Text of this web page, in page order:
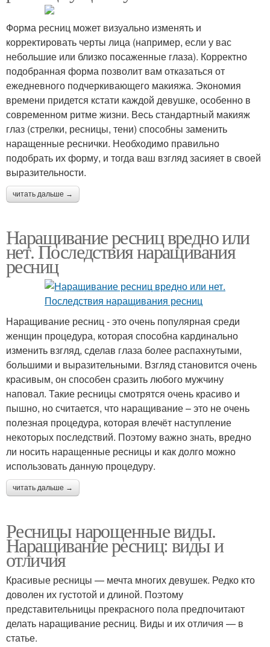
Форма ресниц может визуально изменять и
корректировать черты лица (например, если у вас
небольшие или близко посаженные глаза). Корректно
подобранная форма позволит вам отказаться от
ежедневного подчеркивающего макияжа. Экономия
времени придется кстати каждой девушке, особенно в
современном ритме жизни. Весь стандартный макияж
глаз (стрелки, ресницы, тени) способны заменить
наращенные реснички. Необходимо правильно
подобрать их форму, и тогда ваш взгляд засияет в своей
выразительности.
читать дальше →
Наращивание ресниц вредно или
нет. Последствия наращивания
ресниц
Наращивание ресниц - это очень популярная среди
женщин процедура, которая способна кардинально
изменить взгляд, сделав глаза более распахнутыми,
большими и выразительными. Взгляд становится очень
красивым, он способен сразить любого мужчину
наповал. Такие ресницы смотрятся очень красиво и
пышно, но считается, что наращивание – это не очень
полезная процедура, которая влечёт наступление
некоторых последствий. Поэтому важно знать, вредно
ли носить наращенные ресницы и как долго можно
использовать данную процедуру.
читать дальше →
Ресницы нарощенные виды.
Наращивание ресниц: виды и
отличия
Красивые ресницы — мечта многих девушек. Редко кто
доволен их густотой и длиной. Поэтому
представительницы прекрасного пола предпочитают
делать наращивание ресниц. Виды и их отличия — в
статье.